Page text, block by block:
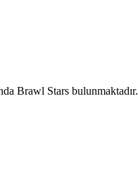
Brawl Stars bulunmaktadır.